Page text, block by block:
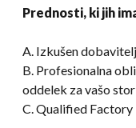
Prednosti, ki jih
A. Izkušen
B. Profesionalna
oddelek za vašo
C. Qualified